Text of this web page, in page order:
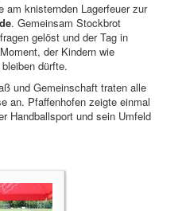
knisternden Lagerfeuer zur
. Gemeinsam Stockbrot
gelöst und der Tag in
der Kindern wie
dürfte.
und Gemeinschaft traten alle
an. Pfaffenhofen zeigte einmal
Handballsport und sein Umfeld